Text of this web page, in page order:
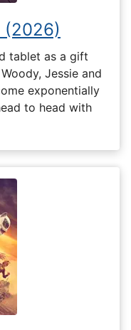
(2026)
tablet as a gift
Jessie and
exponentially
to head with